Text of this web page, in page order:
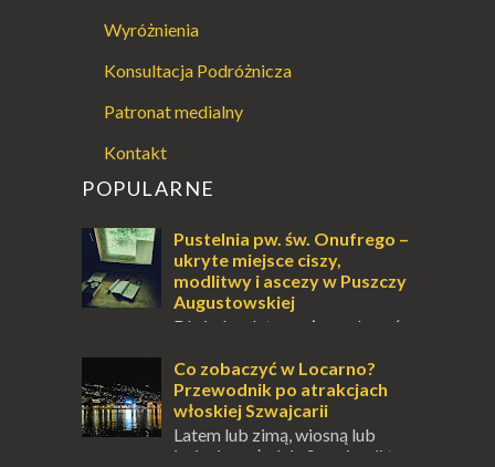
Wyróżnienia
Konsultacja Podróżnicza
Patronat medialny
Kontakt
POPULARNE
Pustelnia pw. św. Onufrego –
ukryte miejsce ciszy,
modlitwy i ascezy w Puszczy
Augustowskiej
Dla jednych to może wydawać
przetrwania lub romantycznym życiem. Dla
innych to nieustanne przebywanie z B...
Co zobaczyć w Locarno?
Przewodnik po atrakcjach
włoskiej Szwajcarii
Latem lub zimą, wiosną lub
jesienią, południe Szwajcarii to